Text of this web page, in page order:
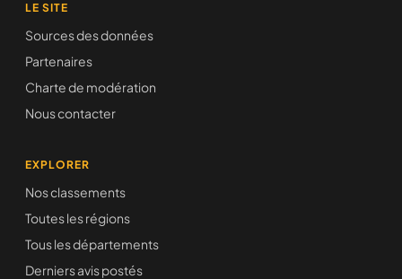
LE SITE
Sources des données
Partenaires
Charte de modération
Nous contacter
EXPLORER
Nos classements
Toutes les régions
Tous les départements
Derniers avis postés